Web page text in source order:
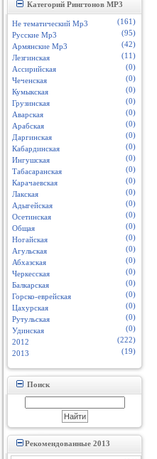
Категорий Рингтонов MP3
Не тематический Mp3
(161)
Русские Mp3
(95)
Армянские Mp3
(42)
Лезгинская
(11)
Ассирийская
(0)
Чеченская
(0)
Кумыкская
(0)
Грузинская
(0)
Аварская
(0)
Арабская
(0)
Даргинская
(0)
Кабардинская
(0)
Ингушская
(0)
Табасаранская
(0)
Карачаевская
(0)
Лакская
(0)
Адыгейская
(0)
Осетинская
(0)
Общая
(0)
Ногайская
(0)
Агульская
(0)
Абхазская
(0)
Черкесская
(0)
Балкарская
(0)
Горско-еврейская
(0)
Цахурская
(0)
Рутульская
(0)
Удинская
(0)
2012
(222)
2013
(19)
Поиск
Рекомендованные 2013